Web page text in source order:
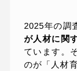
2025年の調
が人材に関
ています。
のが「人材